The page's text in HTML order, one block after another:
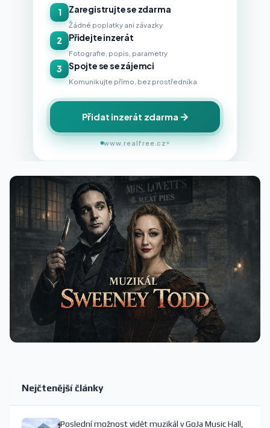
1 Zaregistrujte se zdarma
Žádné poplatky ani závazky
2 Přidejte inzerát
Fotografie, popis, parametry
3 Spojte se se zájemci
Komunikujte přímo, bez prostředníka
Přidat inzerát zdarma
www.realfree.cz
Nejčtenější články
Poslední možnost vidět muzikál v GoJa Music Hall,